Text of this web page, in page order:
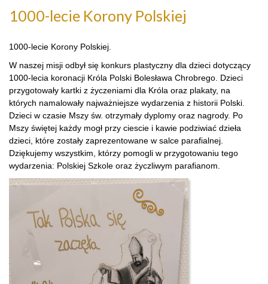
1000-lecie Korony Polskiej
1000-lecie Korony Polskiej.
W naszej misji odbył się konkurs plastyczny dla dzieci dotyczący
1000-lecia koronacji Króla Polski Bolesława Chrobrego. Dzieci
przygotowały kartki z życzeniami dla Króla oraz plakaty, na
których namalowały najważniejsze wydarzenia z historii Polski.
Dzieci w czasie Mszy św. otrzymały dyplomy oraz nagrody. Po
Mszy świętej każdy mogł przy ciescie i kawie podziwiać dzieła
dzieci, które zostały zaprezentowane w salce parafialnej.
Dziękujemy wszystkim, którzy pomogli w przygotowaniu tego
wydarzenia: Polskiej Szkole oraz życzliwym parafianom.